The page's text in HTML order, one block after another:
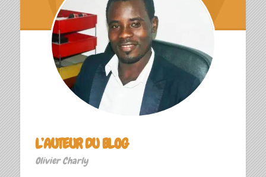
L’AUTEUR DU BLOG
Olivier Charly